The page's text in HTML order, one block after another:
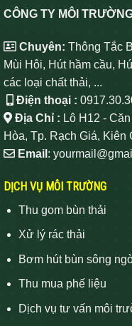
CÔNG TY MÔI
Chuyên: Thông Tắc
Mùi Hôi, Hút hầm cầu,
các loại chất thải, ...
Điện thoại :
Địa Chỉ : Lô H12 -
Hòa, Tp. Rạch Giá, Kiên
Email :
DỊCH VỤ MÔI TRƯỜNG
Thu gom bùn thải
Xử lý rác thải
Bơm hút bùn sông
Thu mua phế liệu
Dịch vụ tư vấn môi